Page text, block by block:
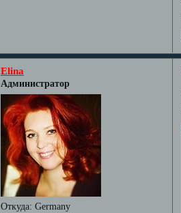
Elina
Администратор
Откуда: Germany